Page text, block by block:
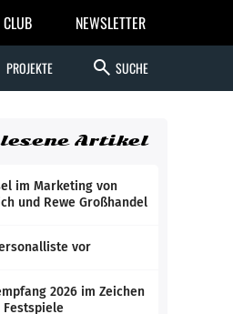
NEWSLETTER
PROJEKTE search SUCHE
Artikel
im Marketing von
und Rewe Großhandel
vor
2026 im Zeichen